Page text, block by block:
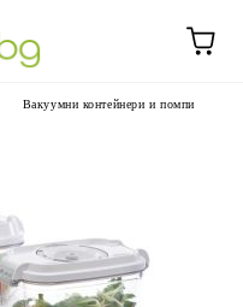
Вакуумни контейнери и помпи